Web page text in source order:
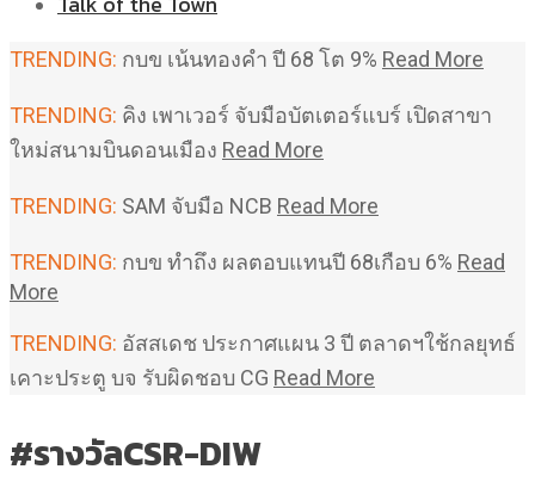
TRENDING: กบข เน้นทองคำ ปี 68 โต 9% Read More
TRENDING: คิง เพาเวอร์ จับมือบัตเตอร์แบร์ เปิดสาขา
ใหม่สนามบินดอนเมือง Read More
TRENDING: SAM จับมือ NCB Read More
TRENDING: กบข ทำถึง ผลตอบแทนปี 68เกือบ 6% Read
More
TRENDING: อัสสเดช ประกาศแผน 3 ปี ตลาดฯใช้กลยุทธ์
เคาะประตู บจ รับผิดชอบ CG Read More
#รางวัลCSR-DIW